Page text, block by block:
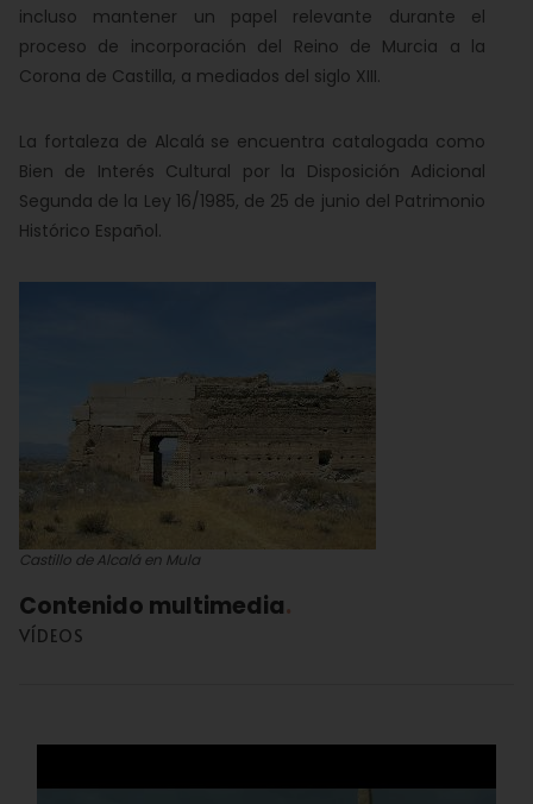
incluso mantener un papel relevante durante el
proceso de incorporación del Reino de Murcia a la
Corona de Castilla, a mediados del siglo XIII.
La fortaleza de Alcalá se encuentra catalogada como
Bien de Interés Cultural por la Disposición Adicional
Segunda de la Ley 16/1985, de 25 de junio del Patrimonio
Histórico Español.
Castillo de Alcalá en Mula
Contenido multimedia
VÍDEOS